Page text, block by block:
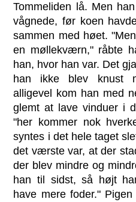
Tommeliden lå. Men
vågnede, før koen
sammen med høet.
en møllekværn," råbte
han, hvor han var. Det
han ikke blev knust
alligevel kom han med
glemt at lave vinduer i
"her kommer nok
syntes i det hele taget
det værste var, at der
der blev mindre og
han til sidst, så højt
have mere foder."